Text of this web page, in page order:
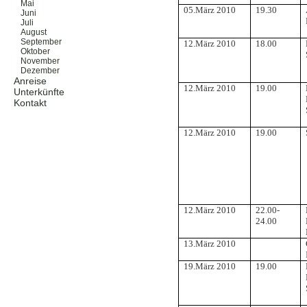
Mai
Juni
Juli
August
September
Oktober
November
Dezember
Anreise
Unterkünfte
Kontakt
05.März 2010 19.30
12.März 2010 18.00
12.März 2010 19.00
12.März 2010 19.00
12.März 2010
22.00-
24.00
13.März 2010
19.März 2010
19.00